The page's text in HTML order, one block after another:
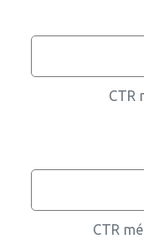
CTR
CTR